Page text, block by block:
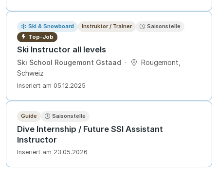
Ski & Snowboard Instruktor / Trainer
Saisonstelle
Top-Job
Ski Instructor all levels
Ski School Rougemont Gstaad ·
Rougemont,
Schweiz
Inseriert am 05.12.2025
Guide Saisonstelle
Dive Internship / Future SSI Assistant
Instructor
Inseriert am 23.05.2026